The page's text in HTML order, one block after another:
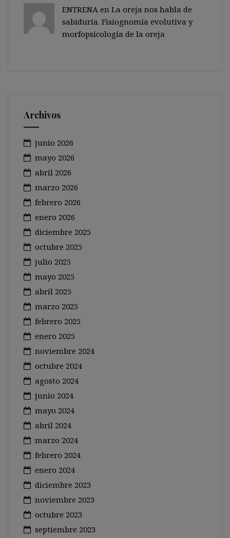
ENTRENA en La oreja nos habla de
sabiduría. Fisiognomía evolutiva y
morfopsicología de la oreja
Archivos
junio 2026
mayo 2026
abril 2026
marzo 2026
febrero 2026
enero 2026
diciembre 2025
octubre 2025
julio 2025
mayo 2025
abril 2025
marzo 2025
febrero 2025
enero 2025
noviembre 2024
octubre 2024
agosto 2024
junio 2024
mayo 2024
abril 2024
marzo 2024
febrero 2024
enero 2024
diciembre 2023
noviembre 2023
octubre 2023
septiembre 2023